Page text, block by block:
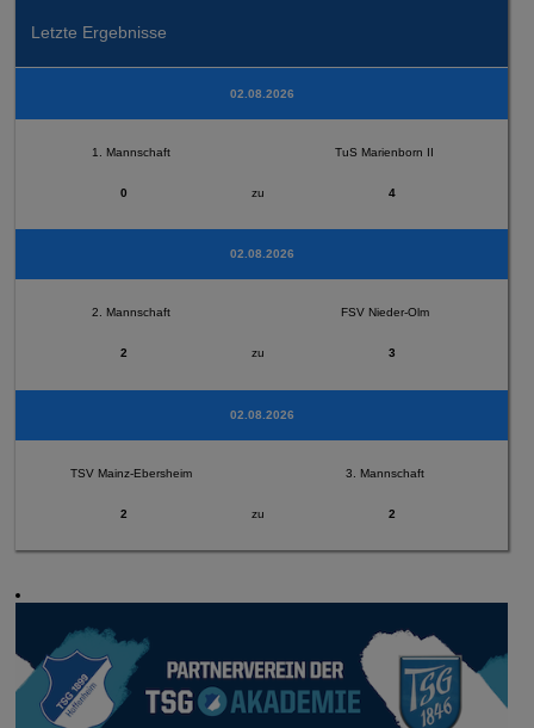
Letzte Ergebnisse
02.08.2026
1. Mannschaft TuS Marienborn II
0 zu 4
02.08.2026
2. Mannschaft FSV Nieder-Olm
2 zu 3
02.08.2026
TSV Mainz-Ebersheim 3. Mannschaft
2 zu 2